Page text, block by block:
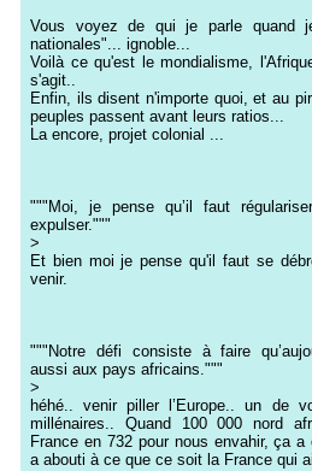
Vous voyez de qui je parle quand
nationales"... ignoble...
Voilà ce qu'est le mondialisme,
s'agit..
Enfin, ils disent n'importe quoi, et au
peuples passent avant leurs ratios...
La encore, projet colonial ...
"""Moi, je pense qu’il faut
expulser."""
>
Et bien moi je pense qu'il faut se
venir.
"""Notre défi consiste à faire
aussi aux pays africains."""
>
héhé.. venir piller l’Europe.. un de
millénaires.. Quand 100 000 nord
France en 732 pour nous envahir, ça
a abouti à ce que ce soit la France qui